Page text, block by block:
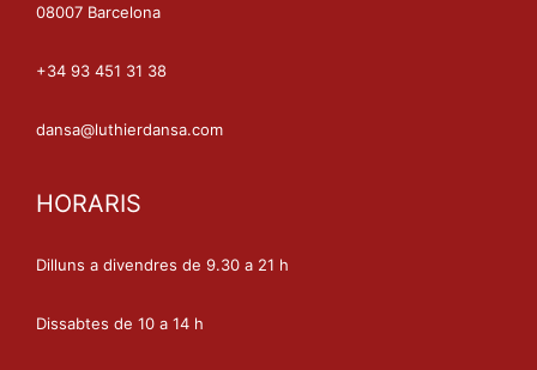
08007 Barcelona
+34 93 451 31 38
dansa@luthierdansa.com
HORARIS
Dilluns a divendres de 9.30 a 21 h
Dissabtes de 10 a 14 h